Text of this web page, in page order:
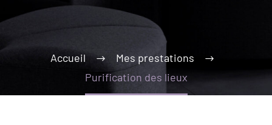
Accueil
Mes prestations
Purification des lieux